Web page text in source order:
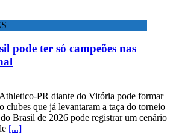
pode ter só campeões nas
PR diante do Vitória pode formar
clubes que já levantaram a taça do torneio
Brasil de 2026 pode registrar um cenário
[...]